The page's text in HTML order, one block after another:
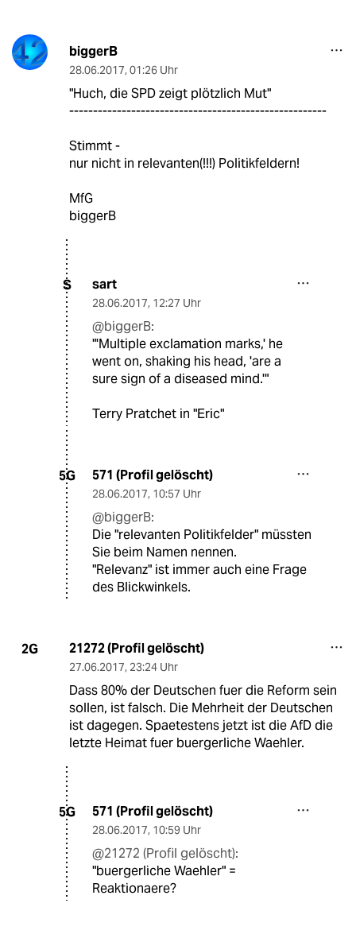
biggerB
28.06.2017, 01:26 Uhr
"Huch, die SPD zeigt plötzlich Mut"
------------------------------------------------------
Stimmt -
nur nicht in relevanten(!!!) Politikfeldern!
MfG
biggerB
S sart
28.06.2017, 12:27 Uhr
@biggerB:
"'Multiple exclamation marks,' he
went on, shaking his head, 'are a
sure sign of a diseased mind.'"
Terry Pratchet in "Eric"
5G 571 (Profil gelöscht)
28.06.2017, 10:57 Uhr
@biggerB:
Die "relevanten Politikfelder" müssten
Sie beim Namen nennen.
"Relevanz" ist immer auch eine Frage
des Blickwinkels.
2G 21272 (Profil gelöscht)
27.06.2017, 23:24 Uhr
Dass 80% der Deutschen fuer die Reform sein
sollen, ist falsch. Die Mehrheit der Deutschen
ist dagegen. Spaetestens jetzt ist die AfD die
letzte Heimat fuer buergerliche Waehler.
5G 571 (Profil gelöscht)
28.06.2017, 10:59 Uhr
@21272 (Profil gelöscht):
"buergerliche Waehler" =
Reaktionaere?